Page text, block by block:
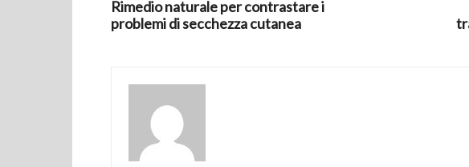
Rimedio naturale per contrastare i
problemi di secchezza cutanea